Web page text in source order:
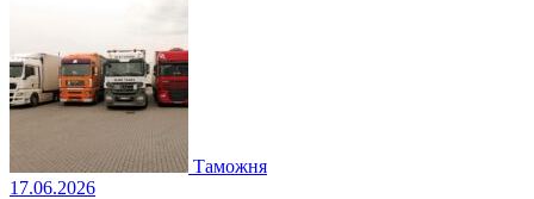
Таможня
17.06.2026